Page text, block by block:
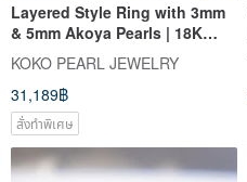
Layered Style Ring with 3mm
& 5mm Akoya Pearls | 18K
Gold | Direct from Japan
KOKO PEARL JEWELRY
31,189฿
สั่งทำพิเศษ